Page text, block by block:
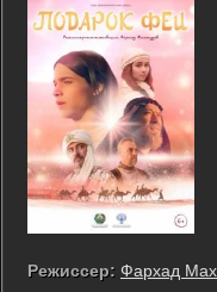
Режиссер: Фархад